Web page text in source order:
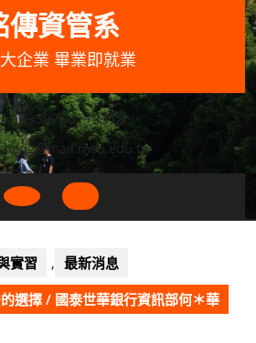
傳資管系
企業 畢業即就業
033507001+3318
Open
實習 , 最新消息
選擇 / 國泰世華銀行資訊部何＊華